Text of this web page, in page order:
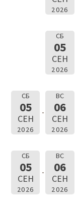
2026
СБ
05
СЕН
2026
СБ
05
СЕН
2026
ВС
06
СЕН
2026
СБ
05
СЕН
2026
ВС
06
СЕН
2026